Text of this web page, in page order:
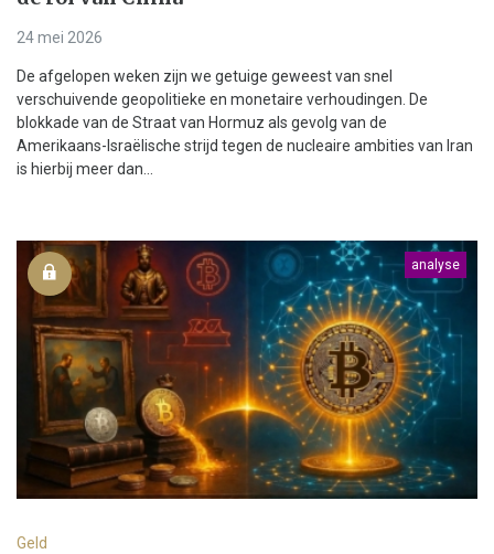
24 mei 2026
De afgelopen weken zijn we getuige geweest van snel
verschuivende geopolitieke en monetaire verhoudingen. De
blokkade van de Straat van Hormuz als gevolg van de
Amerikaans-Israëlische strijd tegen de nucleaire ambities van Iran
is hierbij meer dan...
analyse
Geld